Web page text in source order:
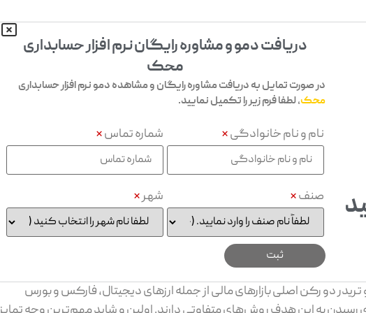
دریافت دمو و مشاوره رایگان نرم افزار حسابداری
محک
در صورت تمایل به دریافت مشاوره رایگان و مشاهده دمو نرم افزار حسابداری
محک، لطفا فرم زیر را تکمیل نمایید.
نام و نام خانوادگی* شماره تماس*
صنف* شهر*
دو رکن اصلی بازارهای مالی از جمله ارزهای دیجیتال، فارکس و بورس